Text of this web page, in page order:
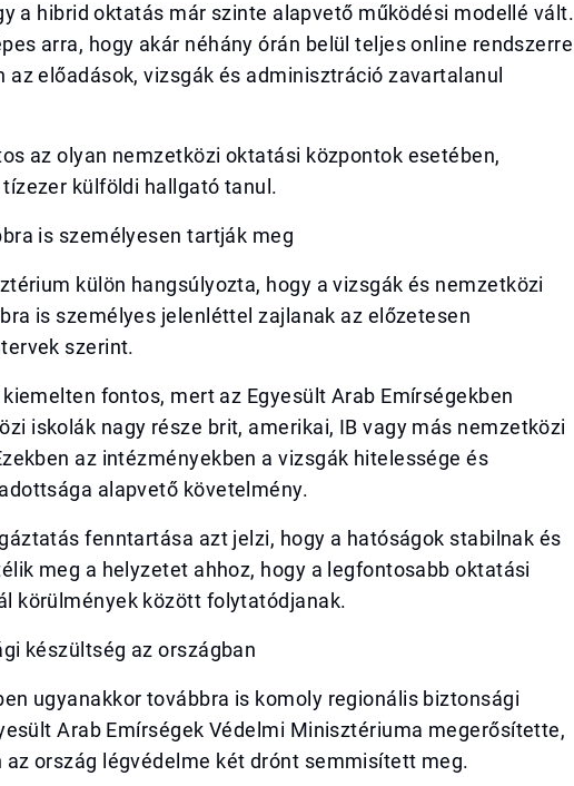
a hibrid oktatás már szinte alapvető működési modellé vált.
arra, hogy akár néhány órán belül teljes online rendszerre
az előadások, vizsgák és adminisztráció zavartalanul
az olyan nemzetközi oktatási központok esetében,
külföldi hallgató tanul.
is személyesen tartják meg
külön hangsúlyozta, hogy a vizsgák és nemzetközi
is személyes jelenléttel zajlanak az előzetesen
szerint.
fontos, mert az Egyesült Arab Emírségekben
iskolák nagy része brit, amerikai, IB vagy más nemzetközi
az intézményekben a vizsgák hitelessége és
alapvető követelmény.
fenntartása azt jelzi, hogy a hatóságok stabilnak és
meg a helyzetet ahhoz, hogy a legfontosabb oktatási
körülmények között folytatódjanak.
készültség az országban
ugyanakkor továbbra is komoly regionális biztonsági
Arab Emírségek Védelmi Minisztériuma megerősítette,
az ország légvédelme két drónt semmisített meg.